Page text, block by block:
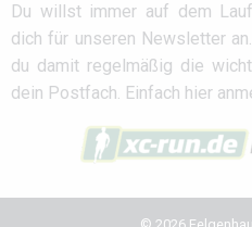
Du willst immer auf dem
dich für unseren Newsletter
du damit regelmäßig die
dein Postfach. Einfach hier